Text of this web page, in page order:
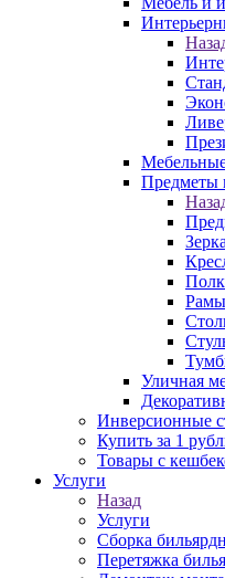
Предметы
Уличная
Инверсионные
Купить за 1
Товары с
Услуги
Назад
Услуги
Сборка
Перетяжка